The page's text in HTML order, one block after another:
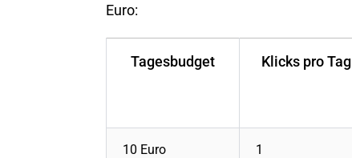
Euro:
Tagesbudget Klicks pro Tag
10 Euro 1